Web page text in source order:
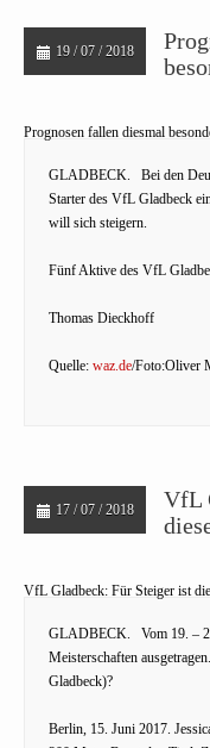
19 / 07 / 2018
Prognosen fallen diesmal
GLADBECK.
Bei den
Starter des VfL Gladbeck
will sich steigern.
Fünf Aktive des VfL
Thomas Dieckhoff
Quelle: waz.de/Foto:Oliver
17 / 07 / 2018
VfL
VfL Gladbeck: Für Steiger ist
GLADBECK.
Vom 19. –
Meisterschaften
Gladbeck)?
Berlin, 15. Juni 2017.